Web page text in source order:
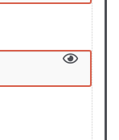
d'enrichir le
sur des